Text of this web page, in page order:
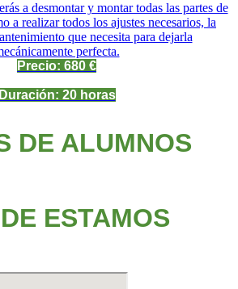
a desmontar y montar todas las partes de
a realizar todos los ajustes necesarios, la
que necesita para dejarla
perfecta.
Precio: 680 €
Duración: 20 horas
DE ALUMNOS
ESTAMOS